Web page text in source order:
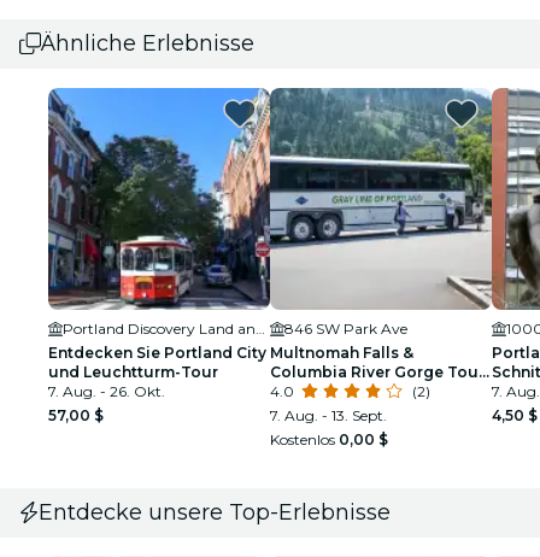
Ähnliche Erlebnisse
Entdecken Sie Portland City
und Leuchtturm-Tour
7. Aug. - 26. Okt.
57,00 $
846 SW Park Ave
Multnomah Falls &
Columbia River Gorge Tour
mit Gray Line -PDX03
4.0
(2)
7. Aug. - 13. Sept.
Kostenlos 0,00 $
7.
4,50 $
Entdecke unsere Top-Erlebnisse